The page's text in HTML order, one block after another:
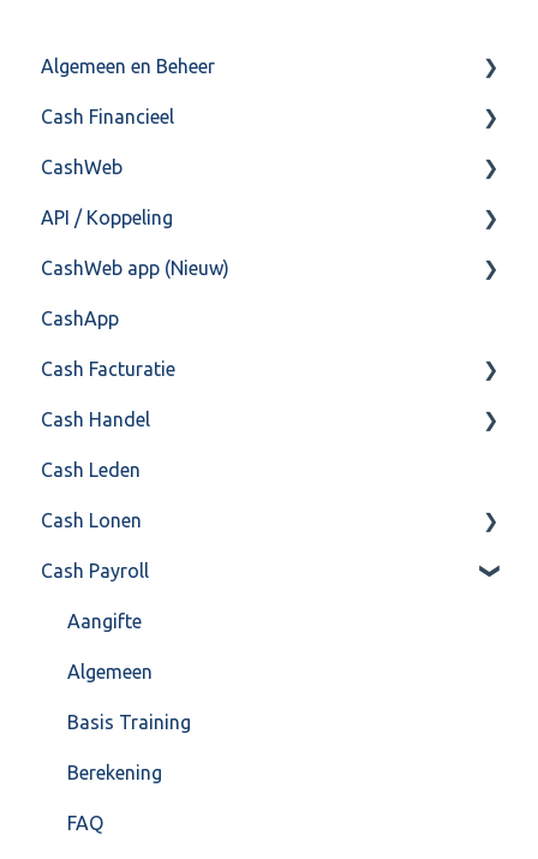
Algemeen en Beheer
Bank(koppeling)
Import/Export
Postbus
Training & Consultancy
Overig
Cash Financieel
Boekhoud
Fiscaal
Overig
CashWeb
CashHero Layout
Mailen vanuit CASHWeb
Algemeen gebruik
API / Koppeling
Algemeen
Api 3.0 (SOAP API)
API 4.0 (REST API)
CashWeb app (Nieuw)
Veel gestelde vragen
CashApp
Cash Facturatie
Factureren
Instellingen
Algemeen
Formulierlayout
Cash Handel
Inkoop
Verkoop
Voorraad
Overig
VoorraadService & Onderhoud
Cash Leden
Cash Lonen
Algemeen
Inrichting
Jaarafsluiting
Salarisberekening
Overig
FAQ – Beëindiging CASH Lonen en overstap naar
Cash Payroll
Aangifte
Algemeen
Basis Training
Berekening
FAQ